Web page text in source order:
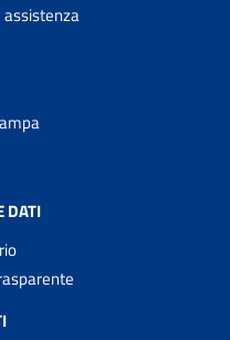
assistenza
DATI